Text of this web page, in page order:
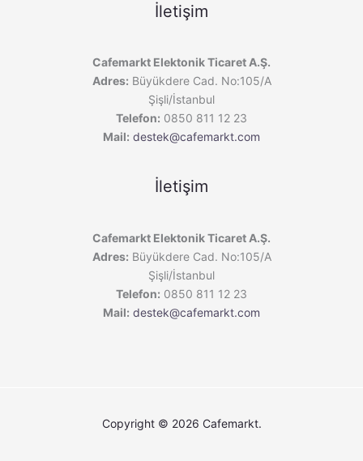
İletişim
Cafemarkt Elektonik Ticaret A.Ş.
Adres: Büyükdere Cad. No:105/A
Şişli/İstanbul
Telefon: 0850 811 12 23
Mail: destek@cafemarkt.com
İletişim
Cafemarkt Elektonik Ticaret A.Ş.
Adres: Büyükdere Cad. No:105/A
Şişli/İstanbul
Telefon: 0850 811 12 23
Mail: destek@cafemarkt.com
Copyright © 2026 Cafemarkt.